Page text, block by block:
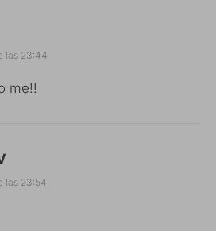
las 23:44
me!!
las 23:54